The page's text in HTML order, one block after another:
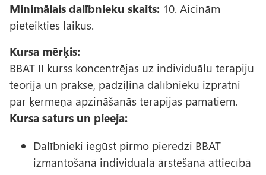
Minimālais dalībnieku skaits: 10. Aicinām
pieteikties laikus.
Kursa mērķis:
BBAT II kurss koncentrējas uz individuālu terapiju
teorijā un praksē, padziļina dalībnieku izpratni
par ķermeņa apzināšanās terapijas pamatiem.
Kursa saturs un pieeja:
Dalībnieki iegūst pirmo pieredzi BBAT
izmantošanā individuālā ārstēšanā attiecībā